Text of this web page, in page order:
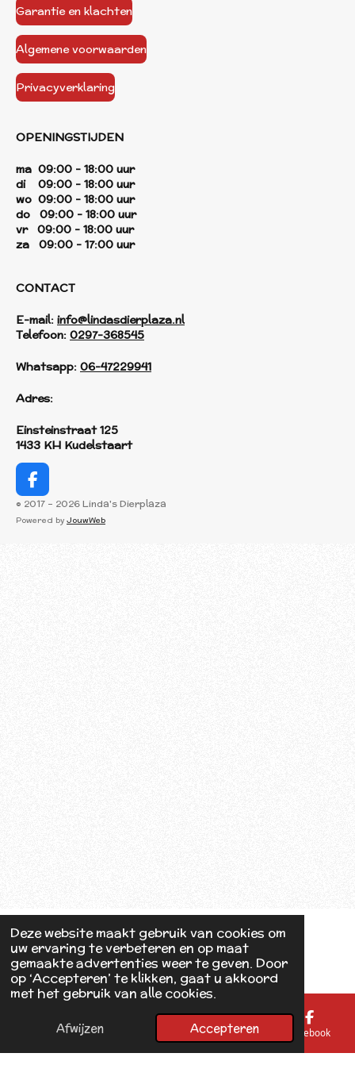
Deze website maakt gebruik van cookies om
uw ervaring te verbeteren en op maat
gemaakte advertenties weer te geven. Door
op ‘Accepteren’ te klikken, gaat u akkoord
met het gebruik van alle cookies.
Afwijzen Accepteren
Garantie en klachten
Algemene voorwaarden
Privacyverklaring
OPENINGSTIJDEN
ma 09:00 - 18:00 uur
di 09:00 - 18:00 uur
wo 09:00 - 18:00 uur
do 09:00 - 18:00 uur
vr 09:00 - 18:00 uur
za 09:00 - 17:00 uur
CONTACT
E-mail: info@lindasdierplaza.nl
Telefoon: 0297-368545
Whatsapp: 06-47229941
Adres:
Einsteinstraat 125
1433 KH Kudelstaart
F
a
c
© 2017 - 2026 Linda's Dierplaza
Powered by JouwWeb
E-mailadres Kaart Facebook